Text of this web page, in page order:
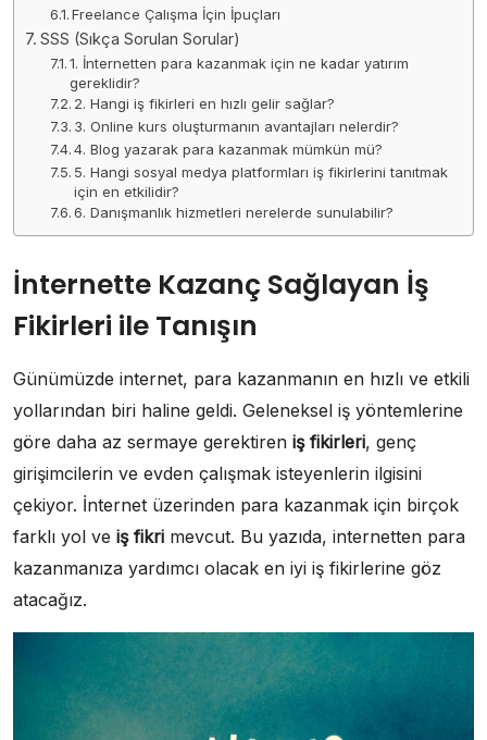
Freelance Çalışma İçin İpuçları
SSS (Sıkça Sorulan Sorular)
1. İnternetten para kazanmak için ne kadar yatırım
gereklidir?
2. Hangi iş fikirleri en hızlı gelir sağlar?
3. Online kurs oluşturmanın avantajları nelerdir?
4. Blog yazarak para kazanmak mümkün mü?
5. Hangi sosyal medya platformları iş fikirlerini tanıtmak
için en etkilidir?
6. Danışmanlık hizmetleri nerelerde sunulabilir?
İnternette Kazanç Sağlayan İş
Fikirleri ile Tanışın
Günümüzde internet, para kazanmanın en hızlı ve etkili
yollarından biri haline geldi. Geleneksel iş yöntemlerine
göre daha az sermaye gerektiren iş fikirleri, genç
girişimcilerin ve evden çalışmak isteyenlerin ilgisini
çekiyor. İnternet üzerinden para kazanmak için birçok
farklı yol ve iş fikri mevcut. Bu yazıda, internetten para
kazanmanıza yardımcı olacak en iyi iş fikirlerine göz
atacağız.